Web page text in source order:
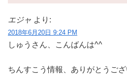
エジャ より:
2018年6月20日 9:24 PM
しゅうさん、こんばんは^^
ちんすこう情報、ありがとうござ